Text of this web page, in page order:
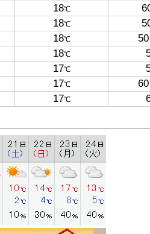
18℃
18℃
18℃ 50
18℃
17℃
17℃ 60
17℃